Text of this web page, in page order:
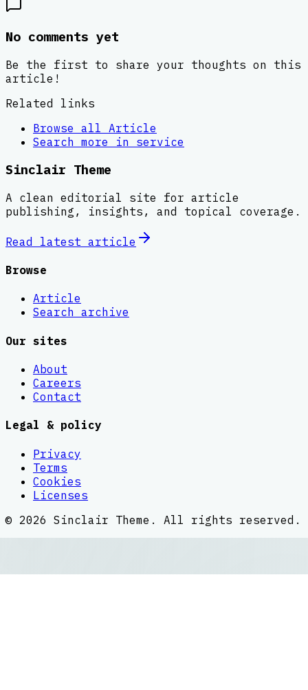
No comments yet
Be the first to share your thoughts on this
article!
Related links
Browse all Article
Search more in service
Sinclair Theme
A clean editorial site for article
publishing, insights, and topical coverage.
Read latest article
Browse
Article
Search archive
Our sites
About
Careers
Contact
Legal & policy
Privacy
Terms
Cookies
Licenses
© 2026 Sinclair Theme . All rights reserved.